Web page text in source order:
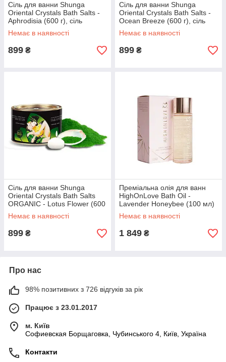
Сіль для ванни Shunga
Oriental Crystals Bath Salts -
Aphrodisia (600 г), сіль
Мертвого моря
Немає в наявності
899 ₴
Сіль для ванни Shunga
Oriental Crystals Bath Salts -
Ocean Breeze (600 г), сіль
Мертвого моря
Немає в наявності
899 ₴
Сіль для ванни Shunga
Oriental Crystals Bath Salts
ORGANIC - Lotus Flower (600
г) сіль Мертвого моря
Немає в наявності
899 ₴
Преміальна олія для ванн
HighOnLove Bath Oil -
Lavender Honeybee (100 мл)
з маслом насіння конопель
Немає в наявності
1 849 ₴
Про нас
98% позитивних з 726 відгуків за рік
Працює з 23.01.2017
м. Київ
Софиевская Борщаговка, Чубинського 4, Київ, Україна
Контакти